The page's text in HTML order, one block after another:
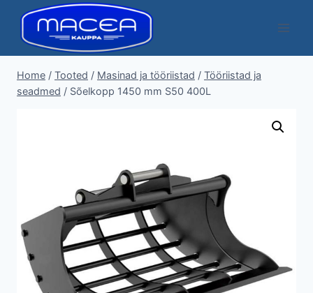
content
Home / Tooted / Masinad ja tööriistad / Tööriistad ja
seadmed / Sõelkopp 1450 mm S50 400L